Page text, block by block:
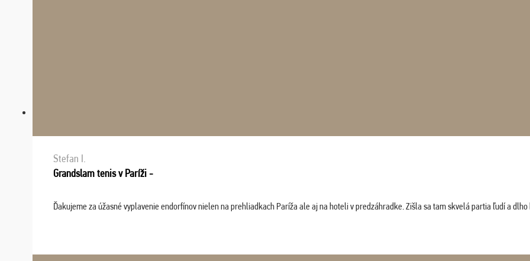
Stefan I.
Grandslam tenis v Paríži -
Ďakujeme za úžasné vyplavenie endorfínov nielen na prehliadkach Paríža ale aj na hoteli v predzáhradke. Zišla sa tam skvelá partia ľudí a